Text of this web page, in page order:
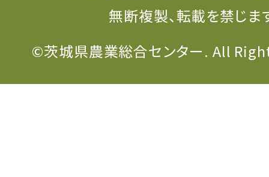
無断複製、転載を禁じま
©茨城県農業総合センター. All